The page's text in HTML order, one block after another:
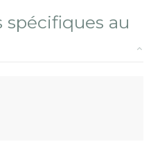
spécifiques au